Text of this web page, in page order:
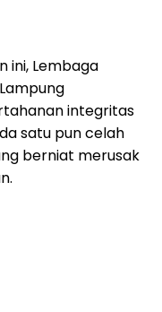
ini, Lembaga
integritas
satu pun celah
berniat merusak